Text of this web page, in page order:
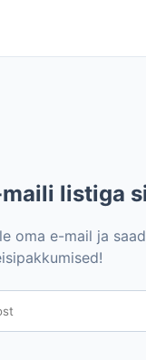
listiga
oma e-mail ja